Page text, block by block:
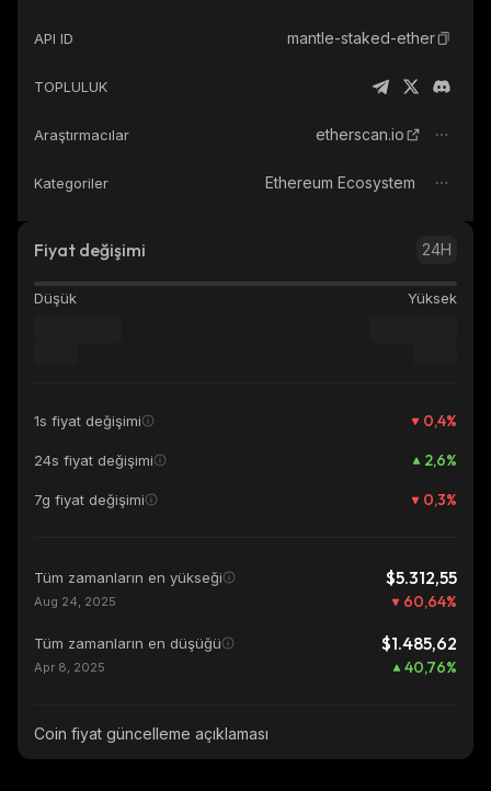
API ID mantle-staked-ether
TOPLULUK
Araştırmacılar etherscan.io
Kategoriler Ethereum Ecosystem
Fiyat değişimi 24H
Düşük Yüksek
1s fiyat değişimi 0,4%
24s fiyat değişimi 2,6%
7g fiyat değişimi 0,3%
Tüm zamanların en yükseği $5.312,55
Aug 24, 2025 60,64%
Tüm zamanların en düşüğü $1.485,62
Apr 8, 2025 40,76%
Coin fiyat güncelleme açıklaması